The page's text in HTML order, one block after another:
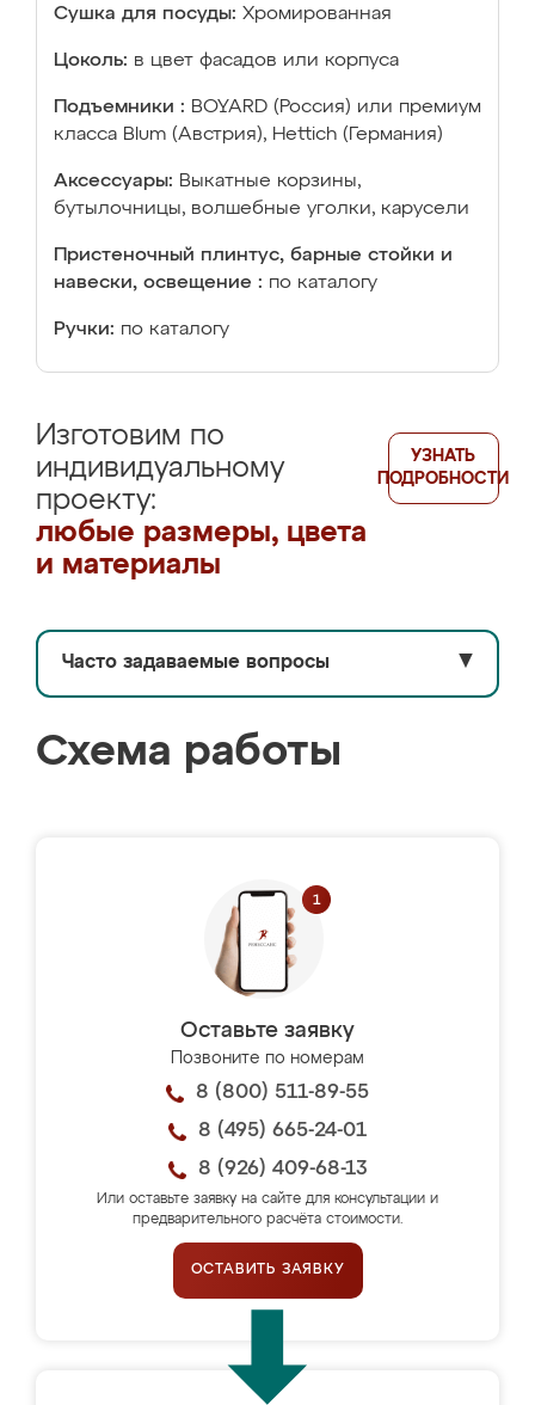
Сушка для посуды: Хромированная
Цоколь: в цвет фасадов или корпуса
Подъемники : BOYARD (Россия) или премиум
класса Blum (Австрия), Hettich (Германия)
Аксессуары: Выкатные корзины,
бутылочницы, волшебные уголки, карусели
Пристеночный плинтус, барные стойки и
навески, освещение : по каталогу
Ручки: по каталогу
Изготовим по
индивидуальному
проекту:
любые размеры, цвета
и материалы
УЗНАТЬ
ПОДРОБНОСТИ
Часто задаваемые вопросы ▼
Схема работы
Оставьте заявку
Позвоните по номерам
8 (800) 511-89-55
8 (495) 665-24-01
8 (926) 409-68-13
Или оставьте заявку на сайте для консультации и
предварительного расчёта стоимости.
ОСТАВИТЬ ЗАЯВКУ